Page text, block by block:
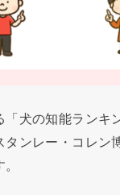
「犬の知能ランキ
タンレー・コレン